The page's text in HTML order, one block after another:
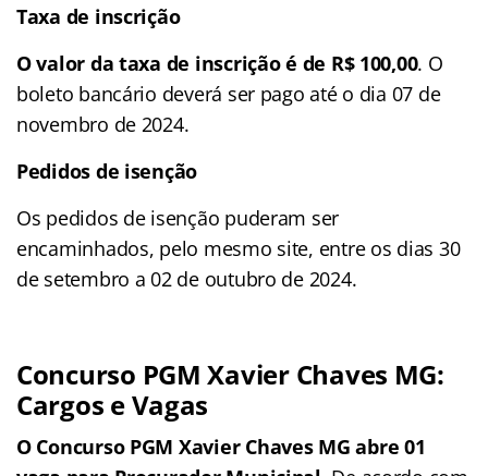
Taxa de inscrição
O valor da taxa de inscrição é de R$ 100,00. O
boleto bancário deverá ser pago até o dia 07 de
novembro de 2024.
Pedidos de isenção
Os pedidos de isenção puderam ser
encaminhados, pelo mesmo site, entre os dias 30
de setembro a 02 de outubro de 2024.
Concurso PGM Xavier Chaves MG:
Cargos e Vagas
O Concurso PGM Xavier Chaves MG abre 01